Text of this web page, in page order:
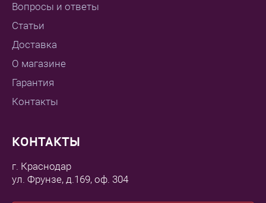
Вопросы и ответы
Статьи
Доставка
О магазине
Гарантия
Контакты
КОНТАКТЫ
г. Краснодар
ул. Фрунзе, д.169, оф. 304